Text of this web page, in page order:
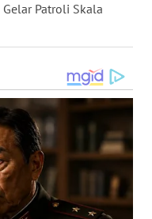
Patroli Skala